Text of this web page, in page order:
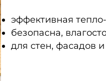
эффективная
безопасна,
для стен, фасадов